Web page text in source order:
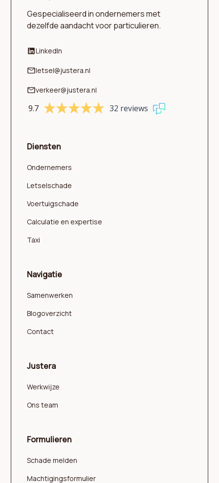
Gespecialiseerd in ondernemers met
dezelfde aandacht voor particulieren.
LinkedIn
letsel@justera.nl
verkeer@justera.nl
9.7 32 reviews
Diensten
Ondernemers
Letselschade
Voertuigschade
Calculatie en expertise
Taxi
Navigatie
Samenwerken
Blogoverzicht
Contact
Justera
Werkwijze
Ons team
Formulieren
Schade melden
Machtigingsformulier